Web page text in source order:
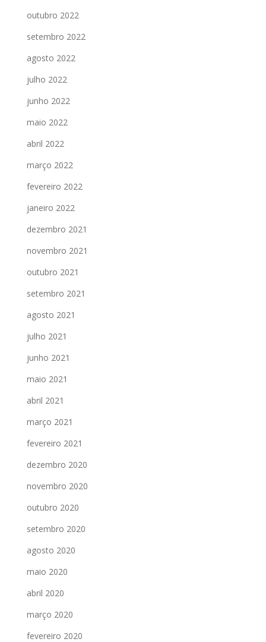
outubro 2022
setembro 2022
agosto 2022
julho 2022
junho 2022
maio 2022
abril 2022
março 2022
fevereiro 2022
janeiro 2022
dezembro 2021
novembro 2021
outubro 2021
setembro 2021
agosto 2021
julho 2021
junho 2021
maio 2021
abril 2021
março 2021
fevereiro 2021
dezembro 2020
novembro 2020
outubro 2020
setembro 2020
agosto 2020
maio 2020
abril 2020
março 2020
fevereiro 2020